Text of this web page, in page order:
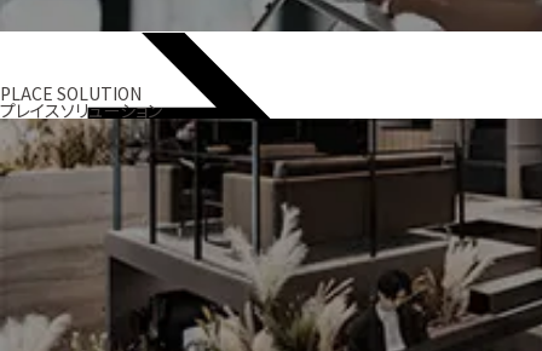
PLACE SOLUTION
プレイスソリューション